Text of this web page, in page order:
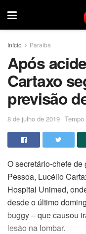
Início Paraíba
Após
Cartaxo
previsão
8 de julho de 2019
O secretário-chefe
Pessoa, Lucélio
Hospital Unimed,
desde o último
buggy – que causou
lesão na lombar.